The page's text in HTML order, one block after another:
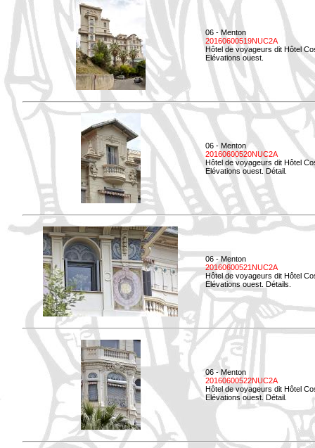
06 - Menton
20160600519NUC2A
Hôtel de voyageurs dit Hôtel
Elévations ouest.
06 - Menton
20160600520NUC2A
Hôtel de voyageurs dit Hôtel
Elévations ouest. Détail.
06 - Menton
20160600521NUC2A
Hôtel de voyageurs dit Hôtel
Elévations ouest. Détails.
06 - Menton
20160600522NUC2A
Hôtel de voyageurs dit Hôtel
Elévations ouest. Détail.